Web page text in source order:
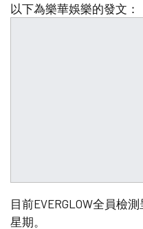
以下為樂華娛樂的發文：
目前EVERGLOW全員檢
星期。